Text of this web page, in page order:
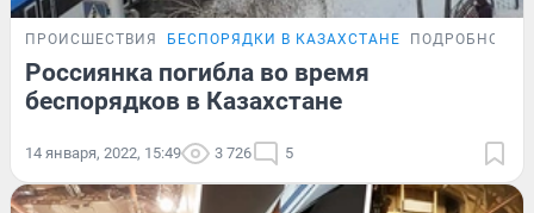
ПРОИСШЕСТВИЯ БЕСПОРЯДКИ В КАЗАХСТАНЕ ПОДРОБНОСТИ
Россиянка погибла во время
беспорядков в Казахстане
14 января, 2022, 15:49 3 726 5